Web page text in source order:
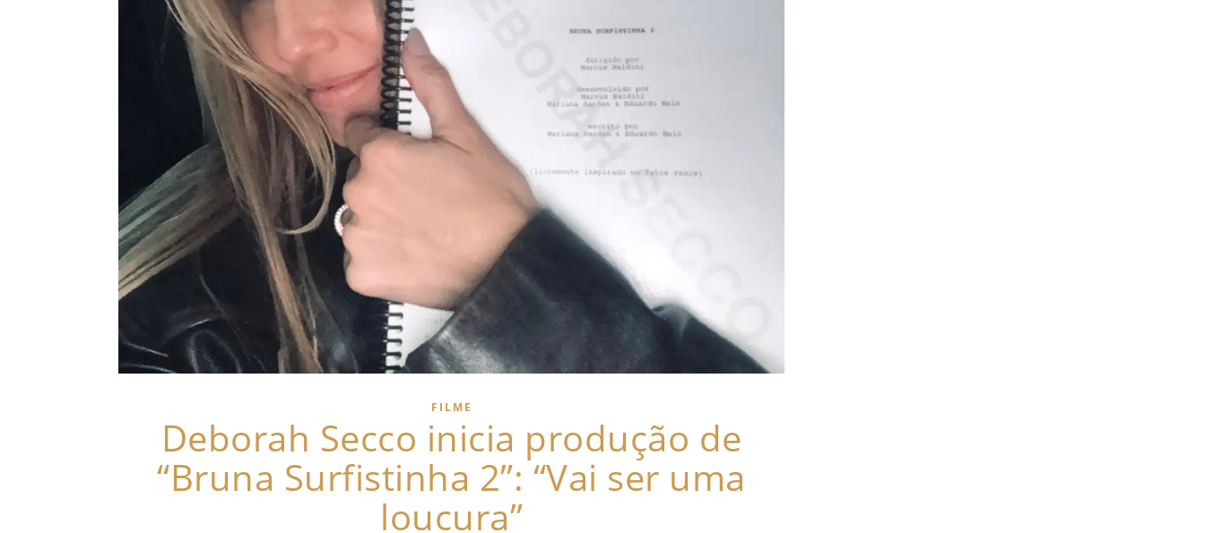
FILME
Deborah Secco inicia produção de
“Bruna Surfistinha 2”: “Vai ser uma
loucura”